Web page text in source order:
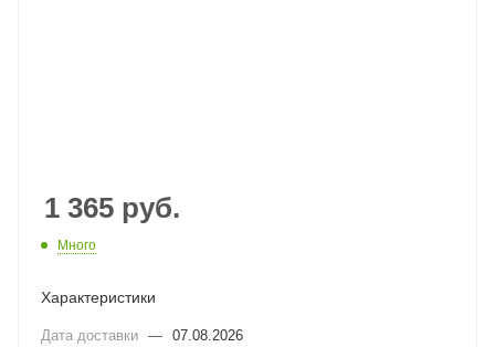
1 365 руб.
Много
Характеристики
Дата доставки — 07.08.2026